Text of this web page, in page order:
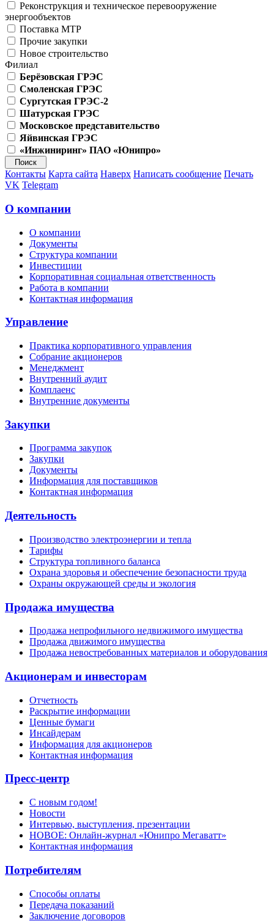
Реконструкция и техническое перевооружение
энергообъектов
Поставка МТР
Прочие закупки
Новое строительство
Филиал
Берёзовская ГРЭС
Смоленская ГРЭС
Сургутская ГРЭС-2
Шатурская ГРЭС
Московское представительство
Яйвинская ГРЭС
«Инжиниринг» ПАО «Юнипро»
Контакты Карта сайта Наверх Написать сообщение Печать
VK Telegram
О компании
О компании
Документы
Структура компании
Инвестиции
Корпоративная социальная ответственность
Работа в компании
Контактная информация
Управление
Практика корпоративного управления
Собрание акционеров
Менеджмент
Внутренний аудит
Комплаенс
Внутренние документы
Закупки
Программа закупок
Закупки
Документы
Информация для поставщиков
Контактная информация
Деятельность
Производство электроэнергии и тепла
Тарифы
Структура топливного баланса
Охрана здоровья и обеспечение безопасности труда
Охраны окружающей среды и экология
Продажа имущества
Продажа непрофильного недвижимого имущества
Продажа движимого имущества
Продажа невостребованных материалов и оборудования
Акционерам и инвесторам
Отчетность
Раскрытие информации
Ценные бумаги
Инсайдерам
Информация для акционеров
Контактная информация
Пресс-центр
С новым годом!
Новости
Интервью, выступления, презентации
НОВОЕ: Онлайн-журнал «Юнипро Мегаватт»
Контактная информация
Потребителям
Способы оплаты
Передача показаний
Заключение договоров